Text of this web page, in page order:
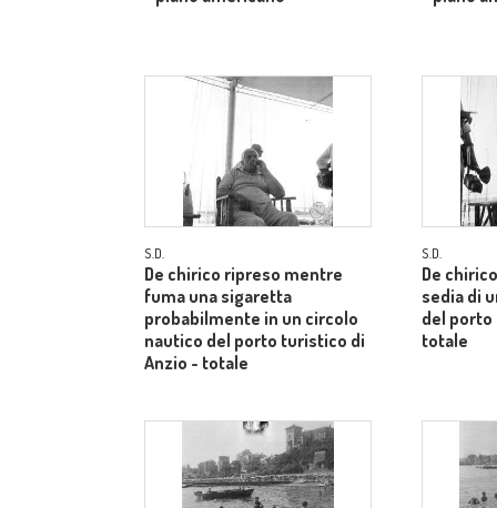
S.D.
De chirico ripreso mentre
fuma una sigaretta
probabilmente in un circolo
nautico del porto turistico di
Anzio - totale
S.D.
De
sedia di
del
totale